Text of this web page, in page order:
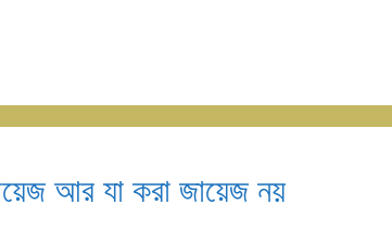
আর যা করা জায়েজ নয়